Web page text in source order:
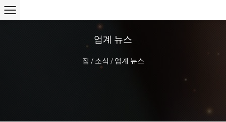
업계 뉴스
집 / 소식 / 업계 뉴스